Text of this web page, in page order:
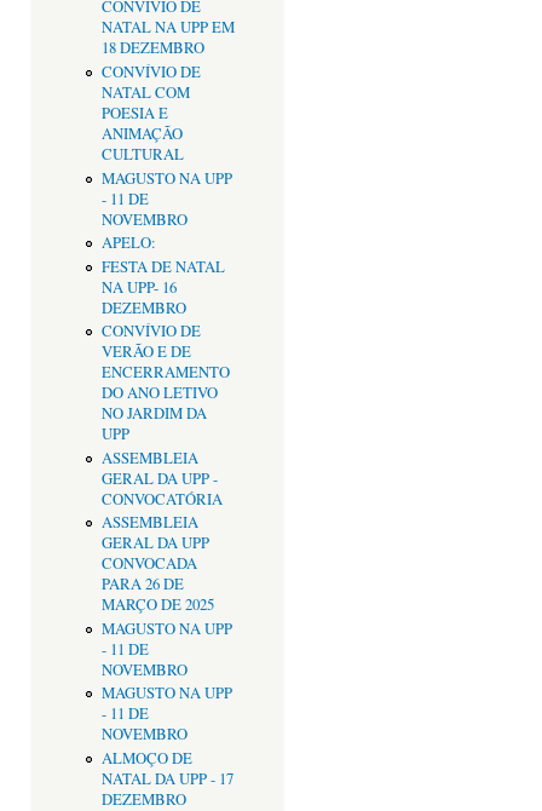
CONVÍVIO DE
NATAL NA UPP EM
18 DEZEMBRO
CONVÍVIO DE
NATAL COM
POESIA E
ANIMAÇÃO
CULTURAL
MAGUSTO NA UPP
- 11 DE
NOVEMBRO
APELO:
FESTA DE NATAL
NA UPP- 16
DEZEMBRO
CONVÍVIO DE
VERÃO E DE
ENCERRAMENTO
DO ANO LETIVO
NO JARDIM DA
UPP
ASSEMBLEIA
GERAL DA UPP -
CONVOCATÓRIA
ASSEMBLEIA
GERAL DA UPP
CONVOCADA
PARA 26 DE
MARÇO DE 2025
MAGUSTO NA UPP
- 11 DE
NOVEMBRO
MAGUSTO NA UPP
- 11 DE
NOVEMBRO
ALMOÇO DE
NATAL DA UPP - 17
DEZEMBRO